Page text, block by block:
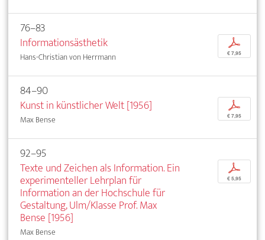
76–83
Informationsästhetik
Hans-Christian von Herrmann
p
€ 7,95
84–90
Kunst in künstlicher Welt [1956]
Max Bense
p
€ 7,95
92–95
Texte und Zeichen als Information. Ein
experimenteller Lehrplan für
Information an der Hochschule für
Gestaltung, Ulm/Klasse Prof. Max
Bense [1956]
Max Bense
p
€ 5,95